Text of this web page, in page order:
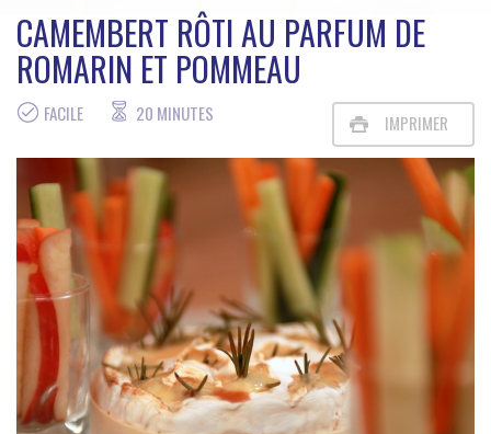
CAMEMBERT RÔTI AU PARFUM DE
ROMARIN ET POMMEAU
FACILE 20 MINUTES IMPRIMER